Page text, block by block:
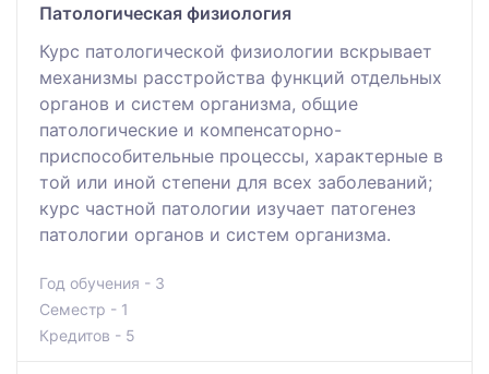
Патологическая физиология
Курс патологической физиологии вскрывает
механизмы расстройства функций отдельных
органов и систем организма, общие
патологические и компенсаторно-
приспособительные процессы, характерные в
той или иной степени для всех заболеваний;
курс частной патологии изучает патогенез
патологии органов и систем организма.
Год обучения - 3
Семестр - 1
Кредитов - 5